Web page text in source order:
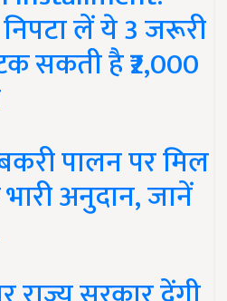
लें ये 3 जरूरी
सकती है ₹2,000
पालन पर मिल
अनुदान, जानें